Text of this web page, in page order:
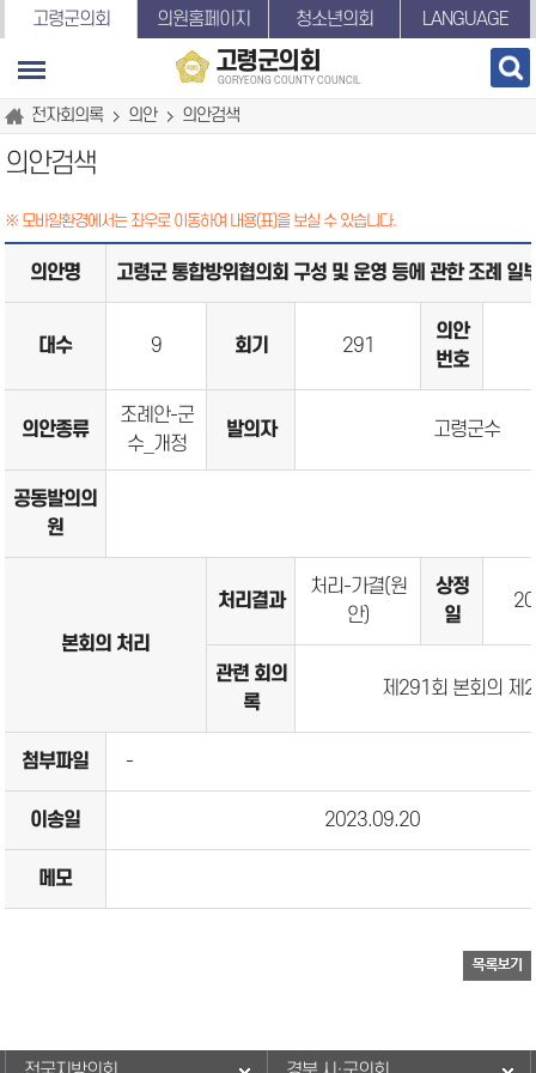
본문바로가기
고령군의회 의원홈페이지 청소년의회 LANGUAGE
고령군의회
GORYEONG COUNTY COUNCIL
전자회의록 의안 의안검색
의안검색
※ 모바일환경에서는 좌우로 이동하여 내용(표)을 보실 수 있습니다.
의안명 고령군 통합방위협의회 구성 및 운영 등에 관한 조례 일
대수 9 회기 291
의안
번호
의안종류
조례안-군
수_개정
발의자 고령군수
공동발의의
원
본회의 처리
처리결과
처리-가결(원
안)
상정
일
관련 회의
록
제291회 본회의 제
첨부파일 -
이송일 2023.09.20
메모